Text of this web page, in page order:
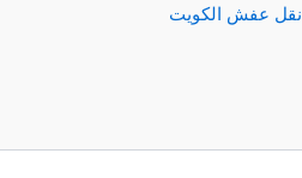
نقل عفش الكويت